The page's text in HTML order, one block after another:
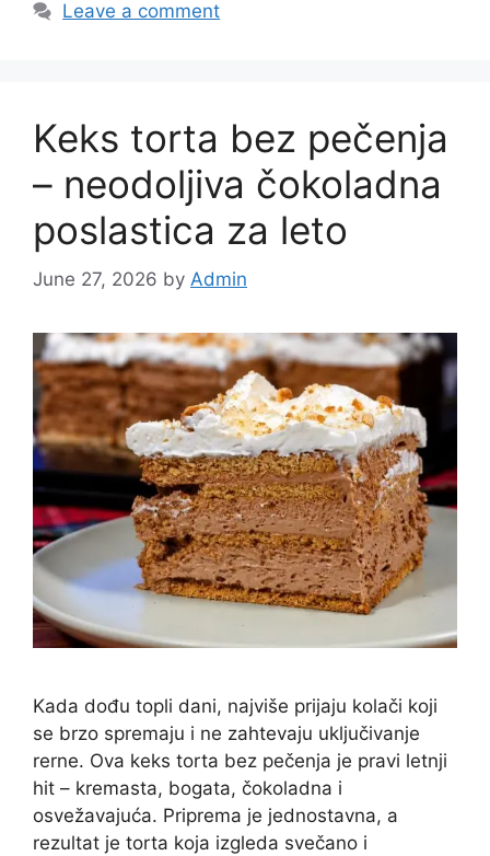
Leave a comment
Keks torta bez pečenja
– neodoljiva čokoladna
poslastica za leto
June 27, 2026 by Admin
Kada dođu topli dani, najviše prijaju kolači koji
se brzo spremaju i ne zahtevaju uključivanje
rerne. Ova keks torta bez pečenja je pravi letnji
hit – kremasta, bogata, čokoladna i
osvežavajuća. Priprema je jednostavna, a
rezultat je torta koja izgleda svečano i